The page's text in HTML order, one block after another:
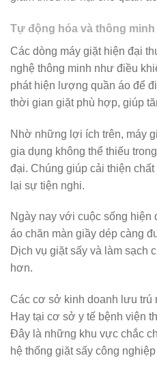
Tự động hóa và thông minh
Các dòng máy giặt hiện đại
nghệ thông minh như điều
phát hiện lượng quần áo để
thời gian giặt phù hợp, giúp
Nhờ những lợi ích trên, máy
gia dụng không thể thiếu
đại. Chúng giúp cải thiện
lại sự tiện nghi.
Ngày nay với cuộc sống hiện
áo chăn màn giầy dép càng
Dịch vụ giặt sấy và làm sạch
hơn.
Các cơ sở kinh doanh lưu trú
Hay tại cơ sở y tế bệnh viện
Đây là những khu vực chắc
hệ thống giặt sấy công